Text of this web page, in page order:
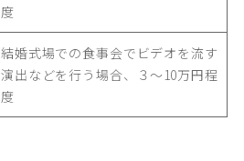
度
結婚式場での食事会でビデオを流す
演出などを行う場合、３〜10万円程
度